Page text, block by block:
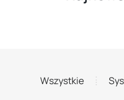
Wszystkie